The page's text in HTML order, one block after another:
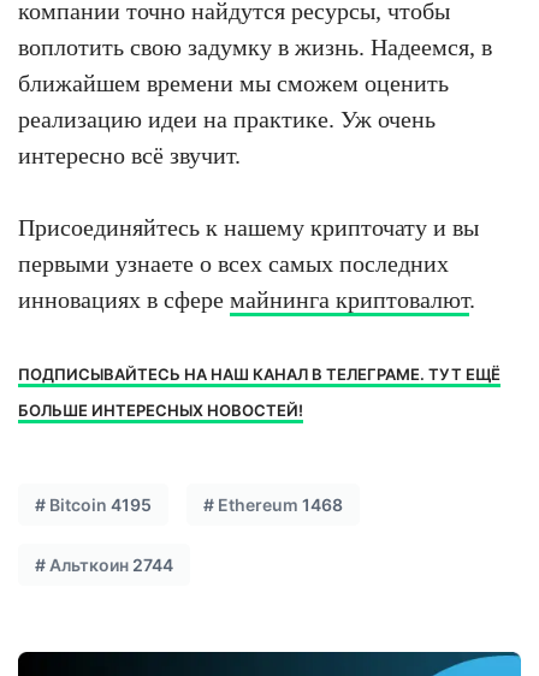
компании точно найдутся ресурсы, чтобы
воплотить свою задумку в жизнь. Надеемся, в
ближайшем времени мы сможем оценить
реализацию идеи на практике. Уж очень
интересно всё звучит.
Присоединяйтесь к нашему крипточату и вы
первыми узнаете о всех самых последних
инновациях в сфере майнинга криптовалют.
ПОДПИСЫВАЙТЕСЬ НА НАШ КАНАЛ В ТЕЛЕГРАМЕ. ТУТ ЕЩЁ
БОЛЬШЕ ИНТЕРЕСНЫХ НОВОСТЕЙ!
# Bitcoin 4195 # Ethereum 1468
# Альткоин 2744